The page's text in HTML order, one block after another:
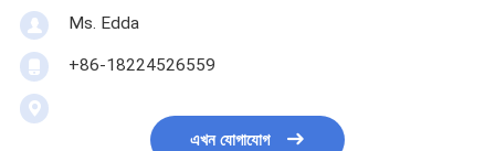
Ms. Edda
+86-18224526559
এখন যোগাযোগ